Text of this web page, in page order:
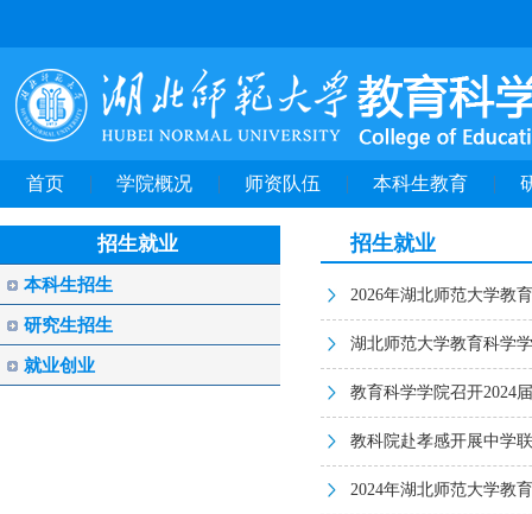
首页 学院概况 师资队伍 本科生教育
招生就业
本科生招生
研究生招生
就业创业
招生就业
2026年湖北师范大学教
湖北师范大学教育科学
教育科学学院召开2024
教科院赴孝感开展中学
2024年湖北师范大学教